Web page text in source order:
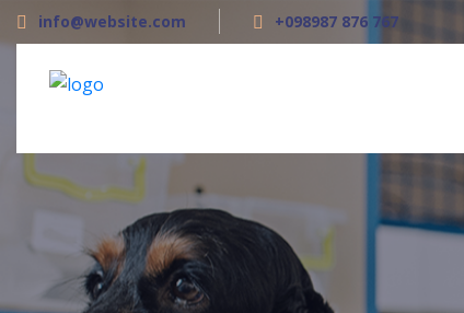
info@website.com +098987 876 767
Op dit moment werk ik met een vaste